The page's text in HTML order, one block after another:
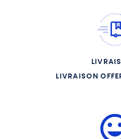
CHERCHE A PLACER JEAN
14 JEAN CHEZ LE PETIT
LIVRAISON